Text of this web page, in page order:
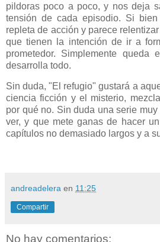
pildoras poco a poco, y nos deja
tensión de cada episodio. Si
repleta de acción y parece
que tienen la intención de ir a
prometedor. Simplemente queda
desarrolla todo.
Sin duda, "El refugio" gustará a
ciencia ficción y el misterio,
por qué no. Sin duda una serie
ver, y que mete ganas de hacer
capítulos no demasiado largos y a
andreadelera en 11:25
Compartir
No hay comentarios: